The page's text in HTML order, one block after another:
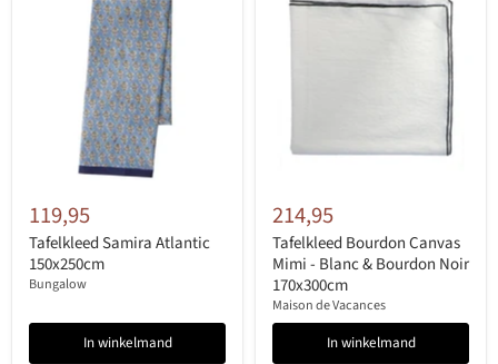
119,95
Tafelkleed Samira Atlantic
150x250cm
Bungalow
In winkelmand
214,95
Tafelkleed Bourdon Canvas
Mimi - Blanc & Bourdon Noir
170x300cm
Maison de Vacances
In winkelmand